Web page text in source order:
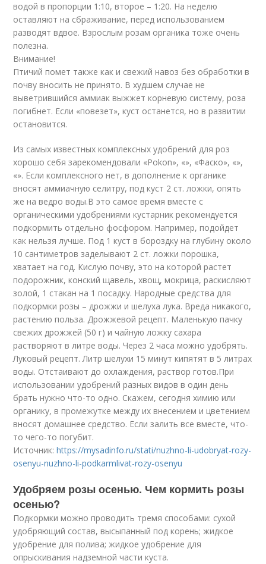
водой в пропорции 1:10, второе – 1:20. На неделю
оставляют на сбраживание, перед использованием
разводят вдвое. Взрослым розам органика тоже очень
полезна.
Внимание!
Птичий помет также как и свежий навоз без обработки в
почву вносить не принято. В худшем случае не
выветрившийся аммиак выжжет корневую систему, роза
погибнет. Если «повезет», куст останется, но в развитии
остановится.
Из самых известных комплексных удобрений для роз
хорошо себя зарекомендовали «Pokon», «», «Фаско», «»,
«». Если комплексного нет, в дополнение к органике
вносят аммиачную селитру, под куст 2 ст. ложки, опять
же на ведро воды.В это самое время вместе с
органическими удобрениями кустарник рекомендуется
подкормить отдельно фосфором. Например, подойдет
как нельзя лучше. Под 1 куст в бороздку на глубину около
10 сантиметров заделывают 2 ст. ложки порошка,
хватает на год. Кислую почву, это на которой растет
подорожник, конский щавель, хвощ, мокрица, раскисляют
золой, 1 стакан на 1 посадку. Народные средства для
подкормки розы – дрожжи и шелуха лука. Вреда никакого,
растению польза. Дрожжевой рецепт. Маленькую пачку
свежих дрожжей (50 г) и чайную ложку сахара
растворяют в литре воды. Через 2 часа можно удобрять.
Луковый рецепт. Литр шелухи 15 минут кипятят в 5 литрах
воды. Отстаивают до охлаждения, раствор готов.При
использовании удобрений разных видов в один день
брать нужно что-то одно. Скажем, сегодня химию или
органику, в промежутке между их внесением и цветением
вносят домашнее средство. Если залить все вместе, что-
то чего-то погубит.
Источник:https://mysadinfo.ru/stati/nuzhno-li-udobryat-rozy-
osenyu-nuzhno-li-podkarmlivat-rozy-osenyu
Удобряем розы осенью. Чем кормить розы
осенью?
Подкормки можно проводить тремя способами: сухой
удобряющий состав, высыпанный под корень; жидкое
удобрение для полива; жидкое удобрение для
опрыскивания надземной части куста.